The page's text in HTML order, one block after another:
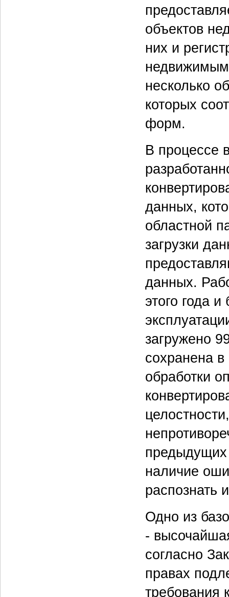
объектов
них и
несколько
которых
форм.
В процессе
данных,
областной
загрузки
данных.
этого года
загружено
сохранена
обработки
предыдущих
наличие
распознать
Одно из
-
согласно
правах
требования